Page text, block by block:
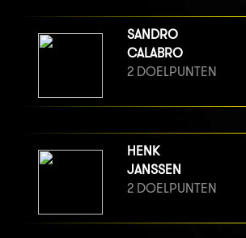
SANDRO
CALABRO
2 DOELPUNTEN
HENK
JANSSEN
2 DOELPUNTEN